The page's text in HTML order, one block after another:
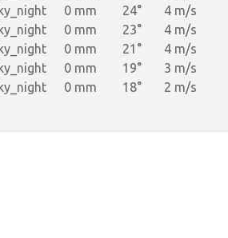
0 mm 24°
4 m/s
0 mm 23°
4 m/s
0 mm 21°
4 m/s
0 mm 19°
3 m/s
0 mm 18° 2 m/s